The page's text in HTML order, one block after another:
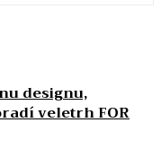
designu,
veletrh FOR